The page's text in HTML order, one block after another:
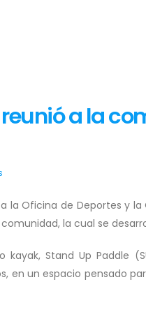
a la
la Oficina de Deportes y
la cual se
Stand Up Paddle
en un espacio pensado